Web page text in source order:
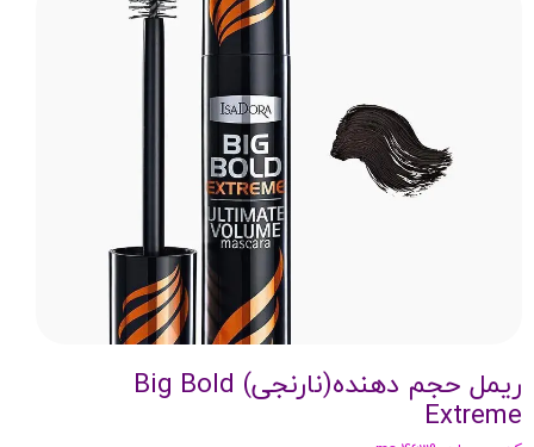
ریمل حجم دهنده(نارنجی) Big Bold
Extreme